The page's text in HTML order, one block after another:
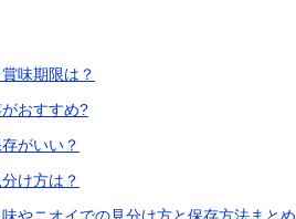
味期限は？
おすすめ?
がいい？
け方は？